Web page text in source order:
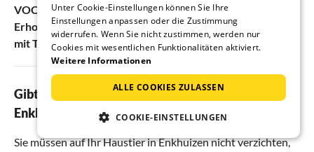
VOC-Aufenthalt mit Aussicht, Ferienhaus
Erholungsurlaub Enkhuizen undFerienhaus in Enkhuizen
mit Terrasse
in Enkhuizen am besten bewertet.
Gibt es hundefreundliche Ferienwohnungen in
Enkhuizen?
Sie müssen auf Ihr Haustier in Enkhuizen nicht verzichten,
Unter Cookie-Einstellungen können Sie Ihre
Einstellungen anpassen oder die Zustimmung
widerrufen. Wenn Sie nicht zustimmen, werden nur
Cookies mit wesentlichen Funktionalitäten aktiviert.
Weitere Informationen
ALLE COOKIES ZULASSEN
COOKIE-EINSTELLUNGEN